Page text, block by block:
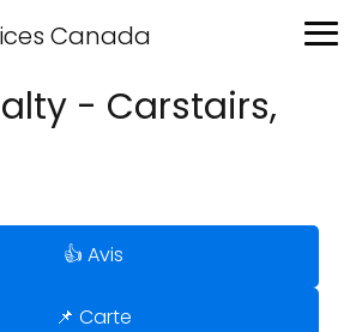
Canada
- Carstairs,
👍 Avis
📌 Carte